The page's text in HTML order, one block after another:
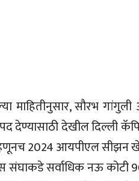
माहितीनुसार, सौरभ
देण्यासाठी देखील
2024 आयपीएल सीझन
संघाकडे सर्वाधिक नऊ कोटी